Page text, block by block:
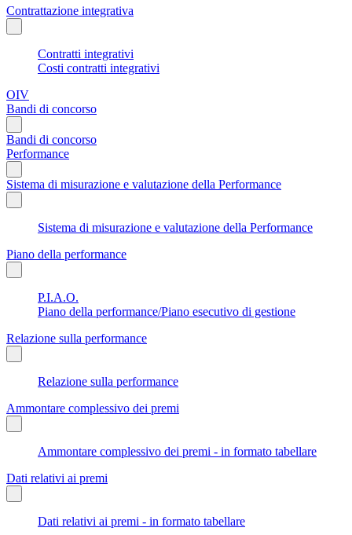
Contrattazione integrativa
Contratti integrativi
Costi contratti integrativi
OIV
Bandi di concorso
Bandi di concorso
Performance
Sistema di misurazione e valutazione della Performance
Sistema di misurazione e valutazione della Performance
Piano della performance
P.I.A.O.
Piano della performance/Piano esecutivo di gestione
Relazione sulla performance
Relazione sulla performance
Ammontare complessivo dei premi
Ammontare complessivo dei premi - in formato tabellare
Dati relativi ai premi
Dati relativi ai premi - in formato tabellare